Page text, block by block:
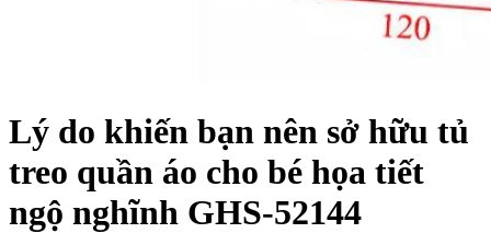
Lý do khiến bạn nên sở hữu tủ
treo quần áo cho bé họa tiết
ngộ nghĩnh GHS-52144